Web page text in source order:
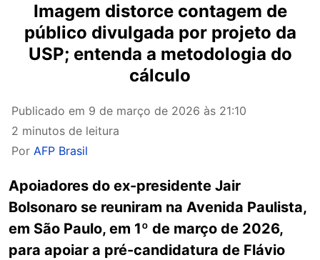
Imagem distorce contagem de
público divulgada por projeto da
USP; entenda a metodologia do
cálculo
Publicado em 9 de março de 2026 às 21:10
2 minutos de leitura
Por AFP Brasil
Apoiadores do ex-presidente Jair
Bolsonaro se reuniram na Avenida Paulista,
em São Paulo, em 1º de março de 2026,
para apoiar a pré-candidatura de Flávio